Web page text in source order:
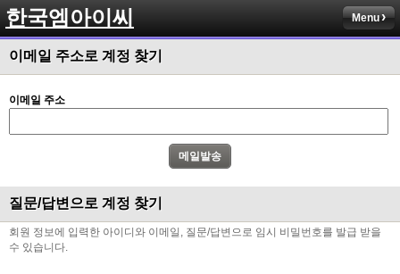
한국엠아이씨 Menu
이메일 주소로 계정 찾기
이메일 주소
질문/답변으로 계정 찾기
회원 정보에 입력한 아이디와 이메일, 질문/답변으로 임시 비밀번호를 발급 받을
수 있습니다.